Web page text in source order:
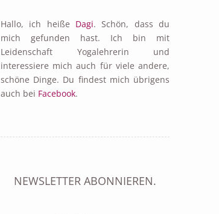
Hallo, ich heiße Dagi. Schön, dass du
mich gefunden hast. Ich bin mit
Leidenschaft Yogalehrerin und
interessiere mich auch für viele andere,
schöne Dinge. Du findest mich übrigens
auch bei Facebook.
NEWSLETTER ABONNIEREN.